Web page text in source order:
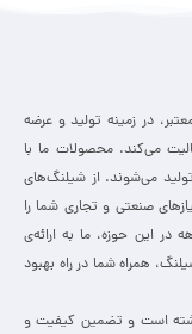
در زمینه تولید و عرضه
می‌کند. محصولات ما با
تولید می‌شوند. از شیلنگ‌های
صنعتی و تجاری شما را
این حوزه، ما به ارائه‌ی
همراه شما در راه بهبود
داشته است و تضمین کیفیت و